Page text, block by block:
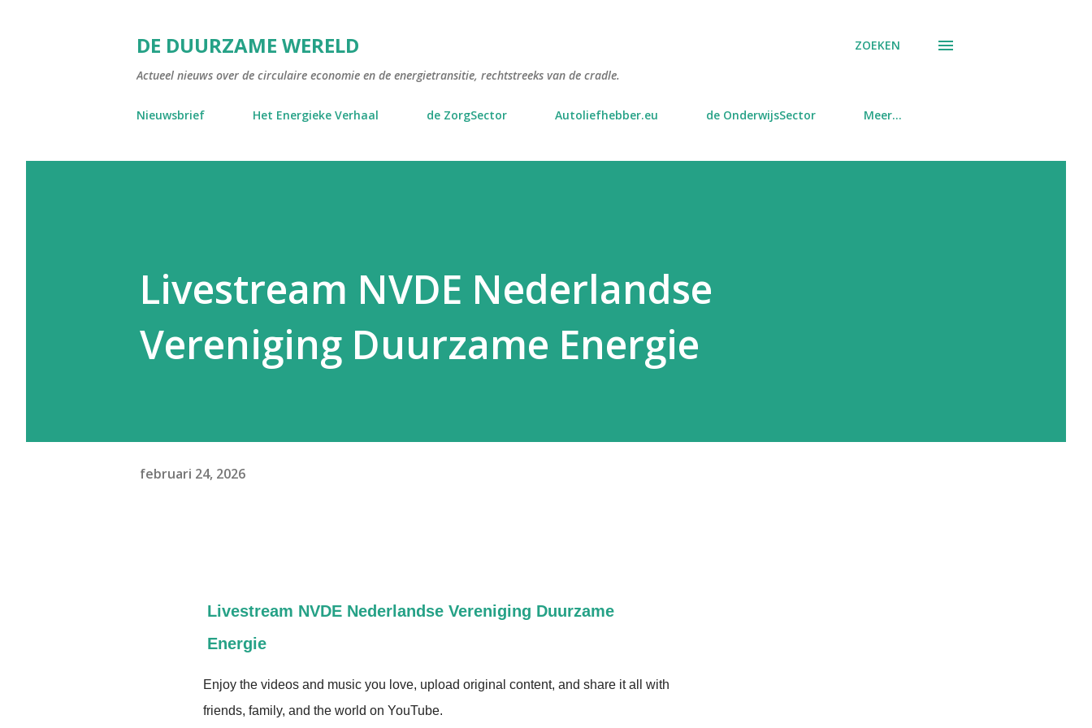
DE DUURZAME WERELD
Actueel nieuws over de circulaire economie en de energietransitie, rechtstreeks van de cradle.
ZOEKEN
Nieuwsbrief Het Energieke Verhaal de ZorgSector Autoliefhebber.eu de OnderwijsSector Meer…
Livestream NVDE Nederlandse
Vereniging Duurzame Energie
februari 24, 2026
Livestream NVDE Nederlandse Vereniging Duurzame
Energie
Enjoy the videos and music you love, upload original content, and share it all with
friends, family, and the world on YouTube.